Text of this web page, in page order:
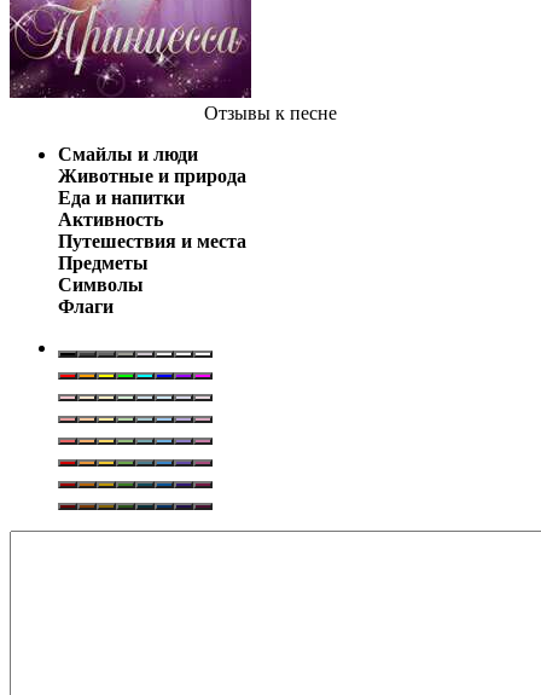
Отзывы к песне
Смайлы и люди
Животные и природа
Еда и напитки
Активность
Путешествия и места
Предметы
Символы
Флаги